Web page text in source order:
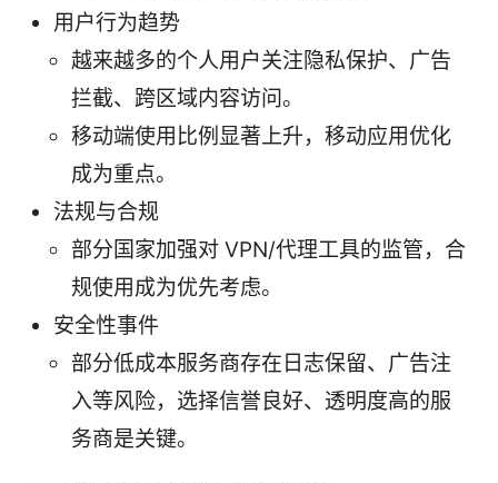
用户行为趋势
越来越多的个人用户关注隐私保护、广告
拦截、跨区域内容访问。
移动端使用比例显著上升，移动应用优化
成为重点。
法规与合规
部分国家加强对 VPN/代理工具的监管，合
规使用成为优先考虑。
安全性事件
部分低成本服务商存在日志保留、广告注
入等风险，选择信誉良好、透明度高的服
务商是关键。